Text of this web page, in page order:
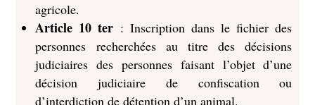
agricole.
Article 10 ter : Inscription dans le fichier des
personnes recherchées au titre des décisions
judiciaires des personnes faisant l’objet d’une
décision judiciaire de confiscation ou
d’interdiction de détention d’un animal.